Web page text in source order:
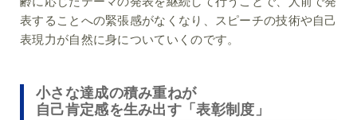
表することへの緊張感がなくなり、スピーチの技術や自己
表現力が自然に身についていくのです。
小さな達成の積み重ねが
自己肯定感を生み出す「表彰制度」